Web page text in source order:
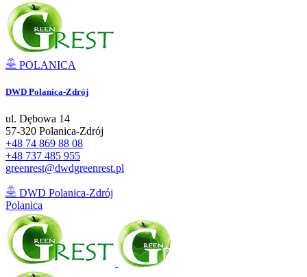
POLANICA
DWD Polanica-Zdrój
ul. Dębowa 14
57-320 Polanica-Zdrój
+48 74 869 88 08
+48 737 485 955
greenrest@dwdgreenrest.pl
DWD Polanica-Zdrój
Polanica